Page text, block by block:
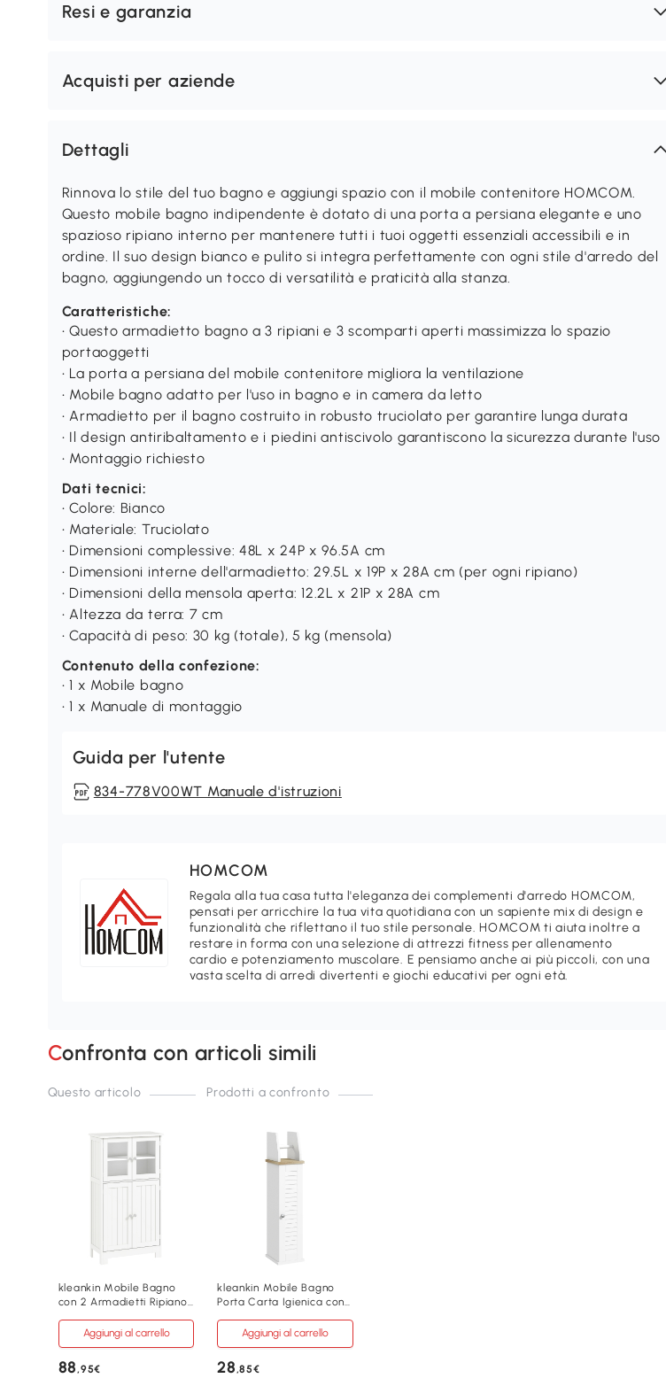
Resi e garanzia
Acquisti per aziende
Dettagli
Rinnova lo stile del tuo bagno e aggiungi spazio con il mobile contenitore HOMCOM.
Questo mobile bagno indipendente è dotato di una porta a persiana elegante e uno
spazioso ripiano interno per mantenere tutti i tuoi oggetti essenziali accessibili e in
ordine. Il suo design bianco e pulito si integra perfettamente con ogni stile d'arredo del
bagno, aggiungendo un tocco di versatilità e praticità alla stanza.
Caratteristiche:
• Questo armadietto bagno a 3 ripiani e 3 scomparti aperti massimizza lo spazio
portaoggetti
• La porta a persiana del mobile contenitore migliora la ventilazione
• Mobile bagno adatto per l'uso in bagno e in camera da letto
• Armadietto per il bagno costruito in robusto truciolato per garantire lunga durata
• Il design antiribaltamento e i piedini antiscivolo garantiscono la sicurezza durante l'uso
• Montaggio richiesto
Dati tecnici:
• Colore: Bianco
• Materiale: Truciolato
• Dimensioni complessive: 48L x 24P x 96.5A cm
• Dimensioni interne dell'armadietto: 29.5L x 19P x 28A cm (per ogni ripiano)
• Dimensioni della mensola aperta: 12.2L x 21P x 28A cm
• Altezza da terra: 7 cm
• Capacità di peso: 30 kg (totale), 5 kg (mensola)
Contenuto della confezione:
• 1 x Mobile bagno
• 1 x Manuale di montaggio
Guida per l'utente
834-778V00WT Manuale d'istruzioni
HOMCOM
Regala alla tua casa tutta l'eleganza dei complementi d'arredo HOMCOM,
pensati per arricchire la tua vita quotidiana con un sapiente mix di design e
funzionalità che riflettano il tuo stile personale. HOMCOM ti aiuta inoltre a
restare in forma con una selezione di attrezzi fitness per allenamento
cardio e potenziamento muscolare. E pensiamo anche ai più piccoli, con una
vasta scelta di arredi divertenti e giochi educativi per ogni età.
Confronta con articoli simili
Questo articolo
kleankin Mobile Bagno
con 2 Armadietti Ripiano
Aggiungi al carrello
88,95€
Prodotti a confronto
kleankin Mobile Bagno
Porta Carta Igienica con
Aggiungi al carrello
28 ,85€